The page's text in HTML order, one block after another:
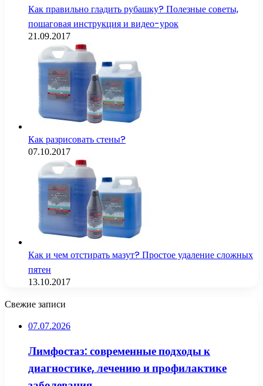
Как правильно гладить рубашку? Полезные советы,
пошаговая инструкция и видео-урок
21.09.2017
Как разрисовать стены?
07.10.2017
Как и чем отстирать мазут? Простое удаление сложных
пятен
13.10.2017
Свежие записи
07.07.2026
Лимфостаз: современные подходы к
диагностике, лечению и профилактике